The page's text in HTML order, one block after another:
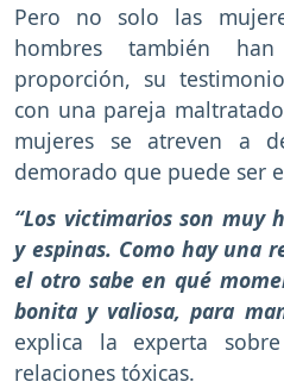
Pero no solo las
hombres también
proporción, su
con una pareja
mujeres se atreven a
demorado que puede ser
“Los victimarios son muy
y espinas. Como hay una
el otro sabe en qué
bonita y valiosa, para
explica la experta
relaciones tóxicas.